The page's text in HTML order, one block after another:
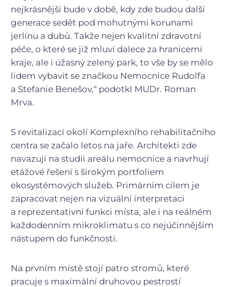
nejkrásnější bude v době, kdy zde budou další
generace sedět pod mohutnými korunami
jerlínu a dubů. Takže nejen kvalitní zdravotní
péče, o které se již mluví dalece za hranicemi
kraje, ale i úžasný zelený park, to vše by se mělo
lidem vybavit se značkou Nemocnice Rudolfa
a Stefanie Benešov,“ podotkl MUDr. Roman
Mrva.
S revitalizací okolí Komplexního rehabilitačního
centra se začalo letos na jaře. Architekti zde
navazují na studii areálu nemocnice a navrhují
etážové řešení s širokým portfoliem
ekosystémových služeb. Primárním cílem je
zapracovat nejen na vizuální interpretaci
a reprezentativní funkci místa, ale i na reálném
každodenním mikroklimatu s co nejúčinnějším
nástupem do funkčnosti.
Na prvním místě stojí patro stromů, které
pracuje s maximální druhovou pestrostí